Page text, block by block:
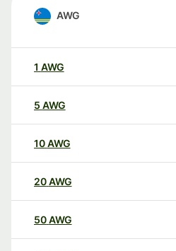
AWG
1 AWG
5 AWG
10AWG
20AWG
50AWG